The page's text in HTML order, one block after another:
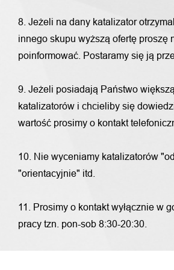
8. Jeżeli na dany katalizator
innego skupu wyższą ofertę proszę
poinformować. Postaramy się ją
9. Jeżeli posiadają Państwo
katalizatorów i chcieliby się
wartość prosimy o kontakt
10. Nie wyceniamy katalizatorów
"orientacyjnie" itd.
11. Prosimy o kontakt wyłącznie w
pracy tzn. pon-sob 8:30-20:30.